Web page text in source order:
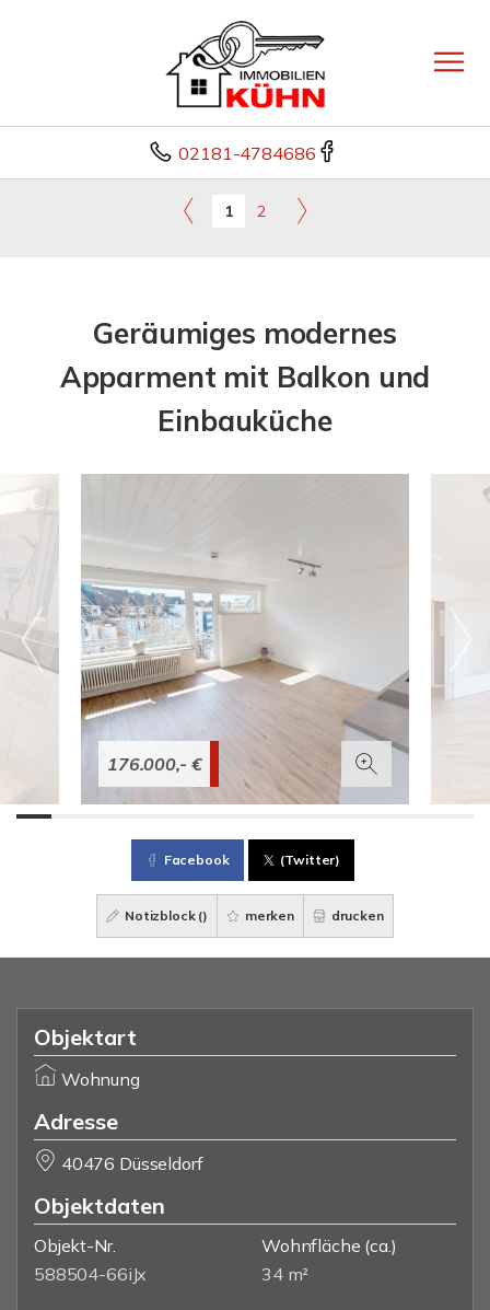
02181-4784686
1 2
Geräumiges modernes
Apparment mit Balkon und
Einbauküche
176.000,- €
Facebook (Twitter)
Notizblock () merken drucken
Objektart
Wohnung
Adresse
40476 Düsseldorf
Objektdaten
Objekt-Nr.
588504-66iJx
Wohnfläche (ca.)
34 m²